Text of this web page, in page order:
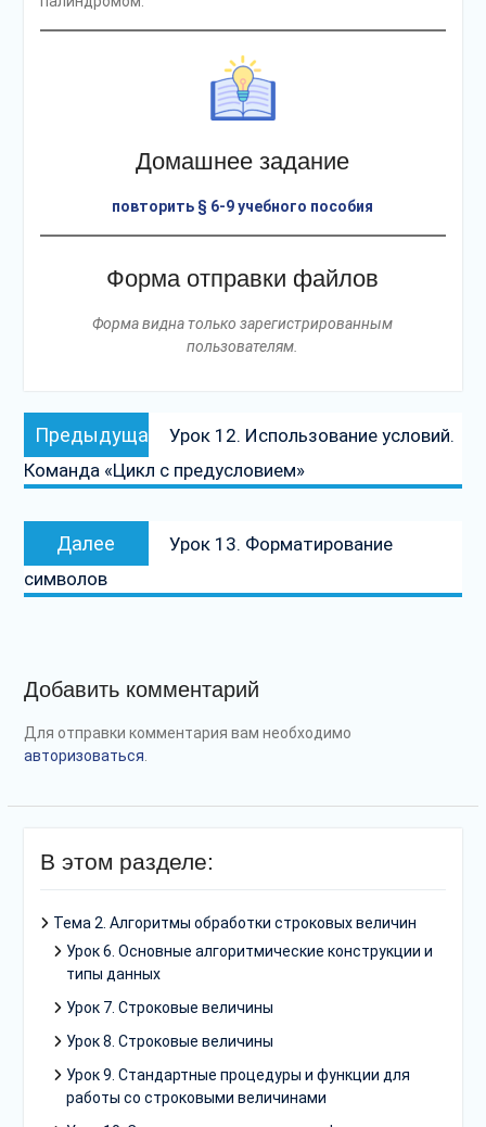
Домашнее задание
повторить § 6-9 учебного пособия
Форма отправки файлов
Форма видна только зарегистрированным
пользователям.
Навигация
по
записям
Предыдущая
запись:
Урок 12. Использование условий.
Команда «Цикл с предусловием»
Далее
Следующая
запись:
Урок 13. Форматирование
символов
Добавить комментарий
Для отправки комментария вам необходимо
авторизоваться
В этом разделе:
Тема 2. Алгоритмы обработки строковых величин
Урок 6. Основные алгоритмические конструкции и
типы данных
Урок 7. Строковые величины
Урок 8. Строковые величины
Урок 9. Стандартные процедуры и функции для
работы со строковыми величинами